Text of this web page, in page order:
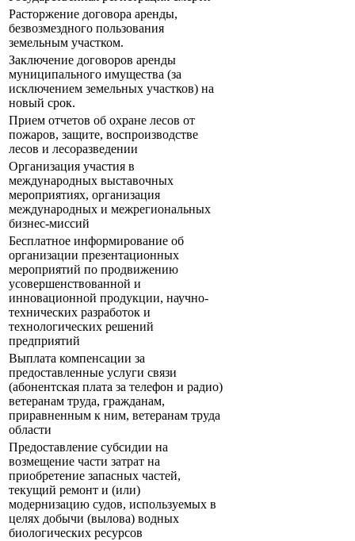
Расторжение договора аренды,
безвозмездного пользования
земельным участком.
Заключение договоров аренды
муниципального имущества (за
исключением земельных участков) на
новый срок.
Прием отчетов об охране лесов от
пожаров, защите, воспроизводстве
лесов и лесоразведении
Организация участия в
международных выставочных
мероприятиях, организация
международных и межрегиональных
бизнес-миссий
Бесплатное информирование об
организации презентационных
мероприятий по продвижению
усовершенствованной и
инновационной продукции, научно-
технических разработок и
технологических решений
предприятий
Выплата компенсации за
предоставленные услуги связи
(абонентская плата за телефон и радио)
ветеранам труда, гражданам,
приравненным к ним, ветеранам труда
области
Предоставление субсидии на
возмещение части затрат на
приобретение запасных частей,
текущий ремонт и (или)
модернизацию судов, используемых в
целях добычи (вылова) водных
биологических ресурсов